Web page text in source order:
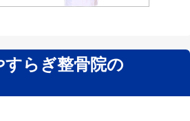
すらぎ整骨院の